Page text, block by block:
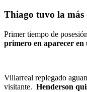
Thiago tuvo la más
Primer tiempo de
primero en aparecer
Villarreal replegado
visitante. Henderson